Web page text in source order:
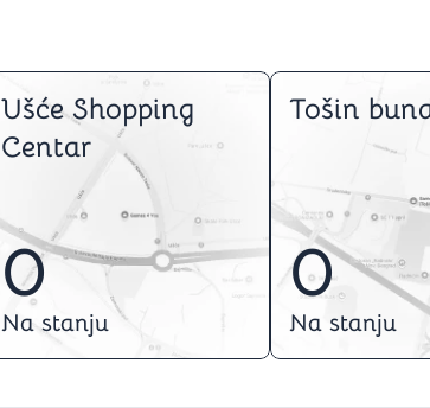
Ušće Shopping
Centar
0
Na stanju
Tošin
0
Na stanju